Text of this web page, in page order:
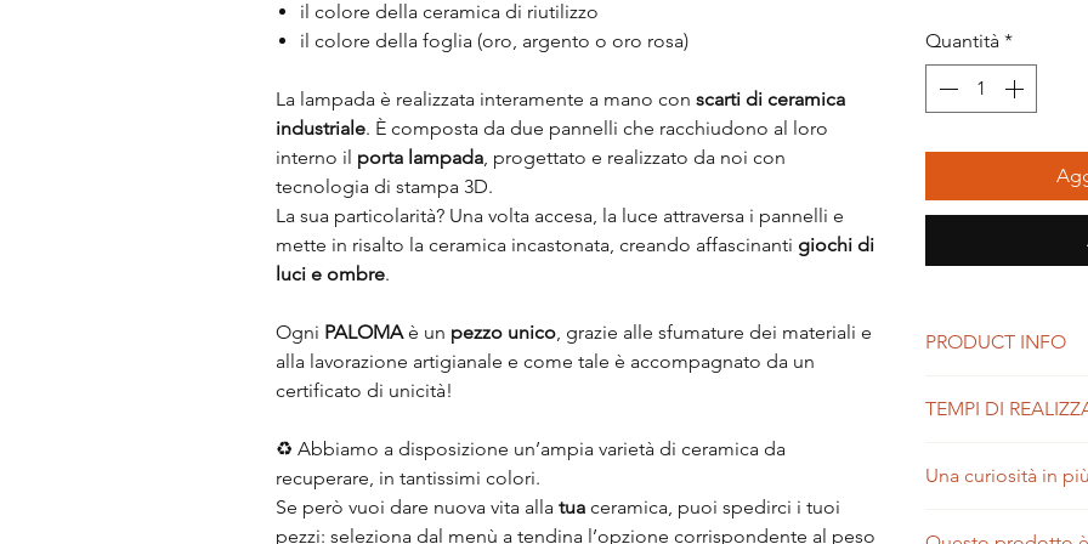
il colore della ceramica di riutilizzo
il colore della foglia (oro, argento o oro rosa)
La lampada è realizzata interamente a mano con scarti di ceramica
industriale. È composta da due pannelli che racchiudono al loro
interno il porta lampada, progettato e realizzato da noi con
tecnologia di stampa 3D.
La sua particolarità? Una volta accesa, la luce attraversa i pannelli e
mette in risalto la ceramica incastonata, creando affascinanti giochi di
luci e ombre.
Ogni PALOMAè un pezzo unico, grazie alle sfumature dei materiali e
alla lavorazione artigianale e come tale è accompagnato da un
certificato di unicità!
♻️ Abbiamo a disposizione un’ampia varietà di ceramica da
recuperare, in tantissimi colori.
Se però vuoi dare nuova vita alla tua ceramica, puoi spedirci i tuoi
pezzi: seleziona dal menù a tendina l’opzione corrispondente al peso
Quantità *
PRODUCT INFO
dove serva il cavo
TEMPI DI
prendiamo circa 1
Una curiosità in